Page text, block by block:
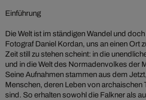
Einführung
Die Welt ist im ständigen Wandel und
Fotograf Daniel Kordan, uns an einen Ort
Zeit still zu stehen scheint: in die
und in die Welt des Normadenvolkes der
Seine Aufnahmen stammen aus dem
Menschen, deren Leben von archaischen
sind. So erhalten sowohl die Falkner als